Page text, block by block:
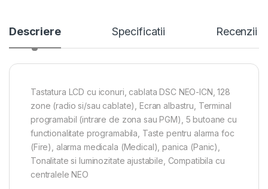
Descriere Specificatii Recenzii
Tastatura LCD cu iconuri, cablata DSC NEO-ICN, 128
zone (radio si/sau cablate), Ecran albastru, Terminal
programabil (intrare de zona sau PGM), 5 butoane cu
functionalitate programabila, Taste pentru alarma foc
(Fire), alarma medicala (Medical), panica (Panic),
Tonalitate si luminozitate ajustabile, Compatibila cu
centralele NEO